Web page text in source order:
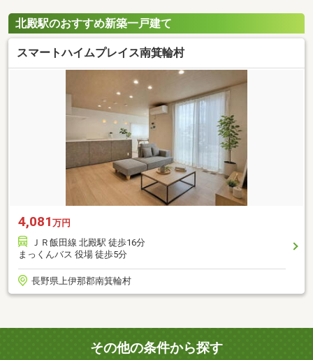
北殿駅のおすすめ新築一戸建て
スマートハイムプレイス南箕輪村
4,081 万円
ＪＲ飯田線 北殿駅 徒歩16分
まっくんバス 役場 徒歩5分
長野県上伊那郡南箕輪村
その他の条件から探す